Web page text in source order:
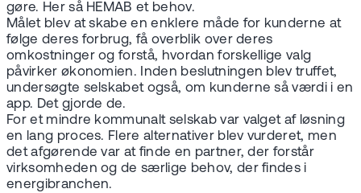
gøre. Her så HEMAB et behov.
Målet blev at skabe en enklere måde for kunderne at
følge deres forbrug, få overblik over deres
omkostninger og forstå, hvordan forskellige valg
påvirker økonomien. Inden beslutningen blev truffet,
undersøgte selskabet også, om kunderne så værdi i en
app. Det gjorde de.
For et mindre kommunalt selskab var valget af løsning
en lang proces. Flere alternativer blev vurderet, men
det afgørende var at finde en partner, der forstår
virksomheden og de særlige behov, der findes i
energibranchen.